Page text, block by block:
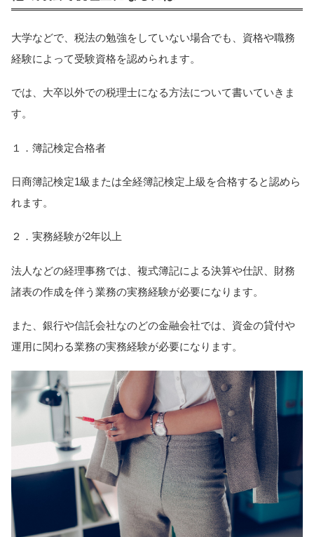
大学などで、税法の勉強をしていない場合でも、資格や職務
経験によって受験資格を認められます。
では、大卒以外での税理士になる方法について書いていきま
す。
１．簿記検定合格者
日商簿記検定1級または全経簿記検定上級を合格すると認めら
れます。
２．実務経験が2年以上
法人などの経理事務では、複式簿記による決算や仕訳、財務
諸表の作成を伴う業務の実務経験が必要になります。
また、銀行や信託会社なのどの金融会社では、資金の貸付や
運用に関わる業務の実務経験が必要になります。